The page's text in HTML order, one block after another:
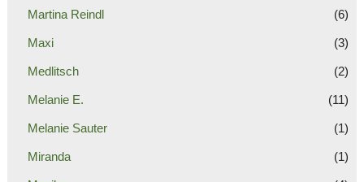
Martina Reindl (6)
Maxi (3)
Medlitsch (2)
Melanie E. (11)
Melanie Sauter (1)
Miranda (1)